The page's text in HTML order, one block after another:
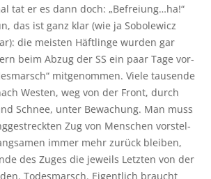
tat er es dann doch: „Befreiung…ha!“
das ist ganz klar (wie ja Sobo­le­wicz
die meis­ten Häft­lin­ge wur­den gar
beim Abzug der SS ein paar Tage vor­
mit­ge­nom­men. Vie­le tau­sen­de
Wes­ten, weg von der Front, durch
Schnee, unter Bewa­chung. Man muss
Zug von Men­schen vor­stel­
immer mehr zurück blei­ben,
des Zuges die jeweils Letz­ten von der
Todes­marsch. Eigent­lich braucht